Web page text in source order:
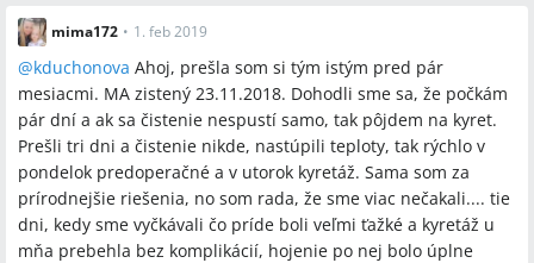
mima172 • 1. feb 2019
@kduchonova Ahoj, prešla som si tým istým pred pár
mesiacmi. MA zistený 23.11.2018. Dohodli sme sa, že počkám
pár dní a ak sa čistenie nespustí samo, tak pôjdem na kyret.
Prešli tri dni a čistenie nikde, nastúpili teploty, tak rýchlo v
pondelok predoperačné a v utorok kyretáž. Sama som za
prírodnejšie riešenia, no som rada, že sme viac nečakali.... tie
dni, kedy sme vyčkávali čo príde boli veľmi ťažké a kyretáž u
mňa prebehla bez komplikácií, hojenie po nej bolo úplne